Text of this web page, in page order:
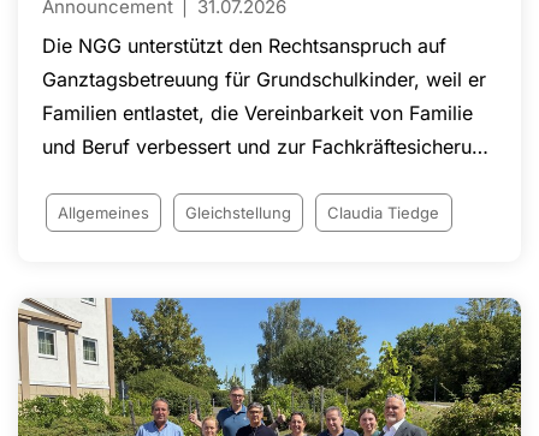
Announcement 31.07.2026
Die NGG unterstützt den Rechtsanspruch auf
Ganztagsbetreuung für Grundschulkinder, weil er
Familien entlastet, die Vereinbarkeit von Familie
und Beruf verbessert und zur Fachkräftesicherung
ermöglichen insbesondere Eltern, ihre
Auffassung der NGG sind ausreichende
Ganztags- und Kita-Angebote deshalb ein
wichtiger Baustein gegen den Arbeitskräftemangel
und für mehr Chancengerechtigkeit.
Allgemeines Gleichstellung Claudia Tiedge